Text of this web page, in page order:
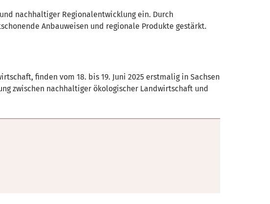
nachhaltiger Regionalentwicklung ein. Durch
Anbauweisen und regionale Produkte gestärkt.
finden vom 18. bis 19. Juni 2025 erstmalig in Sachsen
zwischen nachhaltiger ökologischer Landwirtschaft und